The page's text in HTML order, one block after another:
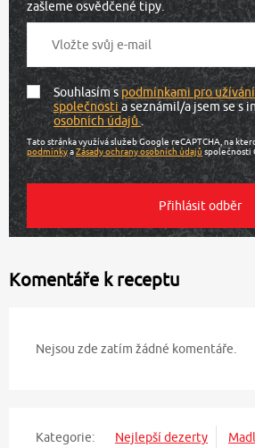
zašleme osvědčené tipy.
Souhlasím spodmínkami pro
společnostia seznámil/a jsem se s
osobních údajů.
Tato stránka využívá služeb Google reCAPTCHA, na
podmínkyaZásady ochrany osobních údajů společnosti
Komentáře k receptu
Nejsou zde zatím žádné komentáře.
Kategorie: Nejlepší dezerty